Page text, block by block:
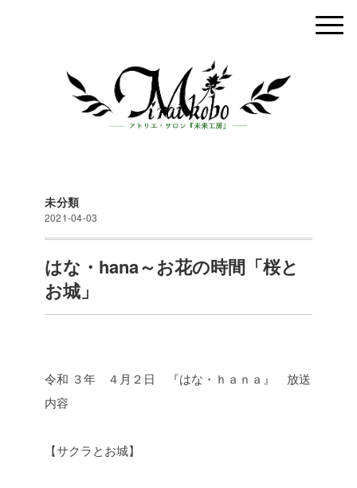
未分類
2021-04-03
はな・hana～お花の時間「桜と
お城」
令和 ３年 ４月２日 『はな・ｈａｎａ』 放送
内容
【サクラとお城】